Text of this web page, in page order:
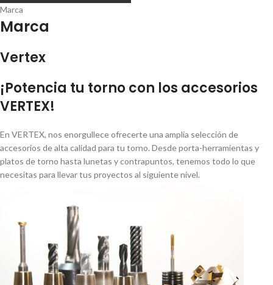
Marca
Marca
Vertex
¡Potencia tu torno con los accesorios
VERTEX!
En VERTEX, nos enorgullece ofrecerte una amplia selección de
accesorios de alta calidad para tu torno. Desde porta-herramientas y
platos de torno hasta lunetas y contrapuntos, tenemos todo lo que
necesitas para llevar tus proyectos al siguiente nivel.